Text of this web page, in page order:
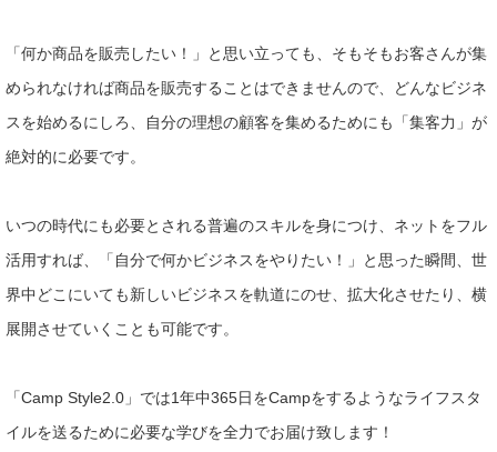
「何か商品を販売したい！」と思い立っても、そもそもお客さんが集
められなければ商品を販売することはできませんので、どんなビジネ
スを始めるにしろ、自分の理想の顧客を集めるためにも「集客力」が
絶対的に必要です。
いつの時代にも必要とされる普遍のスキルを身につけ、ネットをフル
活用すれば、「自分で何かビジネスをやりたい！」と思った瞬間、世
界中どこにいても新しいビジネスを軌道にのせ、拡大化させたり、横
展開させていくことも可能です。
「Camp Style2.0」では1年中365日をCampをするようなライフスタ
イルを送るために必要な学びを全力でお届け致します！